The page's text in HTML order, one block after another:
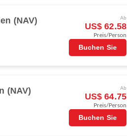
(NAV) Ab
US$ 62.58
Preis/Person
Buchen Sie
(NAV) Ab
US$ 64.75
Preis/Person
Buchen Sie